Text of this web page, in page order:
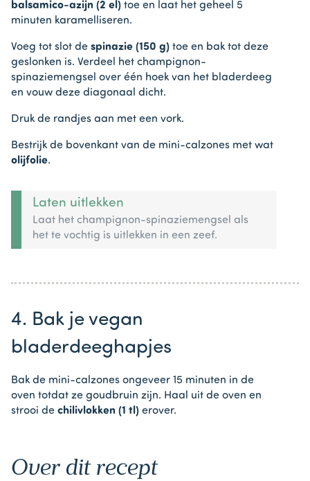
balsamico-azijn (2 el) toe en laat het geheel 5
minuten karamelliseren.
Voeg tot slot de spinazie (150 g) toe en bak tot deze
geslonken is. Verdeel het champignon-
spinaziemengsel over één hoek van het bladerdeeg
en vouw deze diagonaal dicht.
Druk de randjes aan met een vork.
Bestrijk de bovenkant van de mini-calzones met wat
olijfolie.
Laten uitlekken
Laat het champignon-spinaziemengsel als
het te vochtig is uitlekken in een zeef.
4. Bak je vegan
bladerdeeghapjes
Bak de mini-calzones ongeveer 15 minuten in de
oven totdat ze goudbruin zijn. Haal uit de oven en
strooi de chilivlokken (1 tl) erover.
Over dit recept